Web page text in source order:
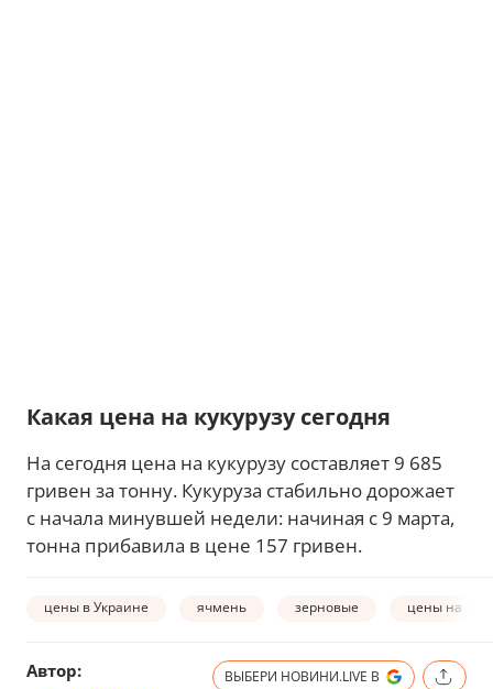
Какая цена на кукурузу сегодня
На сегодня цена на кукурузу составляет 9 685
гривен за тонну. Кукуруза стабильно дорожает
с начала минувшей недели: начиная с 9 марта,
тонна прибавила в цене 157 гривен.
цены в Украине ячмень зерновые цены на
Автор: ВЫБЕРИ НОВИНИ.LIVE В